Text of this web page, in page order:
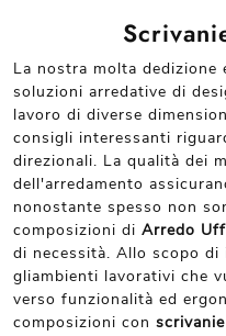
La nostra molta
soluzioni arredative di
lavoro di diverse
consigli interessanti
direzionali. La qualità dei
dell'arredamento
nonostante spesso non
composizioni di Arredo
di necessità. Allo scopo
gliambienti lavorativi che
verso funzionalità ed
composizioni con